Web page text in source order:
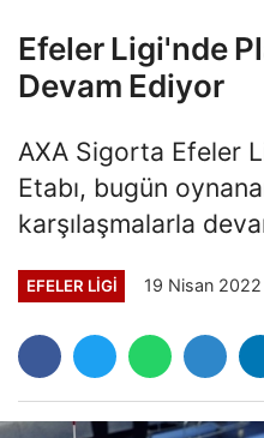
Efeler Ligi'nde
Devam Ediyor
AXA Sigorta Efeler
Etabı, bugün
karşılaşmalarla
EFELER LIGI 19 Nisan